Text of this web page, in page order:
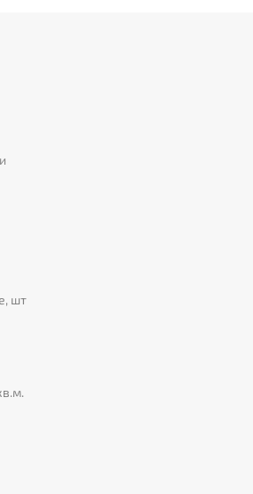
создайте интерьер своей мечты!
бренда Quick-Step – ламинат
8471 «дуб Северное сияние».
по высоким стандартам
33 обеспечивает
всего в 12 мм.
Impressive Ultra
вашего интерьера.
— 190 мм, длина — 1380
и позволяют максимально
площадь помещения.
4V придаст полу законченный
шт